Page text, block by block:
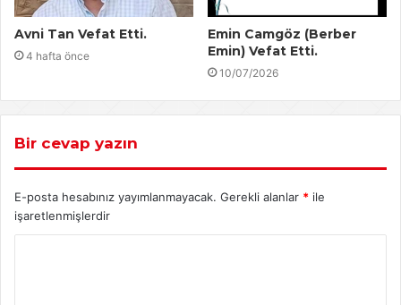
Avni Tan Vefat Etti.
4 hafta önce
Emin Camgöz (Berber
Emin) Vefat Etti.
10/07/2026
Bir cevap yazın
E-posta hesabınız yayımlanmayacak. Gerekli alanlar * ile
işaretlenmişlerdir